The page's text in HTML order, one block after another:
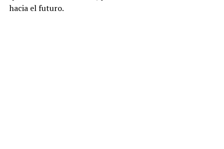
hacia el futuro.